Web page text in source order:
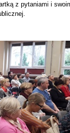
z pytaniami i